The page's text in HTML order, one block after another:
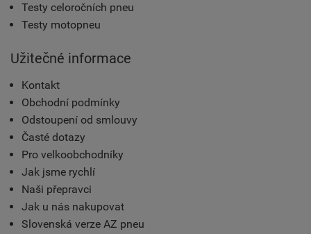
Testy celoročních pneu
Testy motopneu
Užitečné informace
Kontakt
Obchodní podmínky
Odstoupení od smlouvy
Časté dotazy
Pro velkoobchodníky
Jak jsme rychlí
Naši přepravci
Jak u nás nakupovat
Slovenská verze AZ pneu